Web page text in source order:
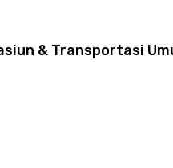
& Transportasi